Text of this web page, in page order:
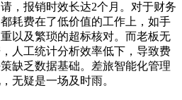
，报销时效长达2个月。对于财务
耗费在了低价值的工作上，如手
以及繁琐的超标核对。而老板无
人工统计分析效率低下，导致费
缺乏数据基础。差旅智能化管理
无疑是一场及时雨。